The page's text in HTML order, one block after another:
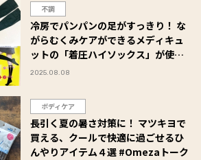
不調
冷房でパンパンの足がすっきり！ な
がらむくみケアができるメディキュ
ットの「着圧ハイソックス」が使い
やすくて手放せません ＃Omezaト
2025.08.08
ボディケア
長引く夏の暑さ対策に！ マツキヨで
買える、クールで快適に過ごせるひ
んやりアイテム４選 #Omezaトーク